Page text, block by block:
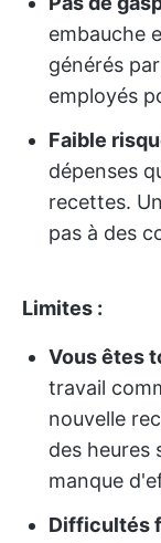
embauche
générés
employés
Faible
dépenses
recettes.
pas à des
Limites :
Vous êtes
travail
nouvelle
des heures
manque
Difficultés